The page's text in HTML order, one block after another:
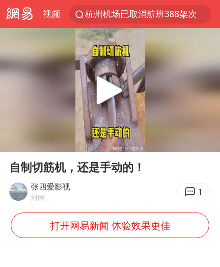
视频
杭州机场已取消航班388架次
白海豚将给京津冀带来大暴雨
中国籍豪华游艇富商之子在泰国被杀
上海中心千吨“镇楼神器”摆动明显
《龙餐馆》 冲奖
以军士兵把枪口对准中国记者
Play
自制切筋机，还是手动的！
张四爱影视
河南 1
打开网易新闻 体验效果更佳